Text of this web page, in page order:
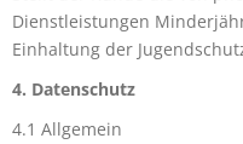
Dienstleistungen
Einhaltung der
4. Datenschutz
4.1 Allgemein